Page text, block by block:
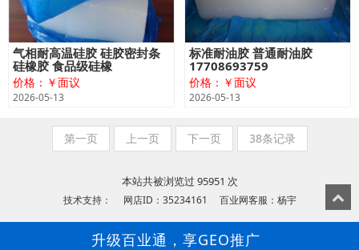
气相耐高温硅胶 硅胶密封条
硅橡胶 食品级硅橡
价格：￥面议
2026-05-13
标准耐油胶 普通耐油胶
17708693759
价格：￥面议
2026-05-13
第一页 上一页 下一页 38条记录
本站共被浏览过 95951 次
技术支持： 网店ID：35234161 百业网客服：杨宇
升级百业通，享GEO推广